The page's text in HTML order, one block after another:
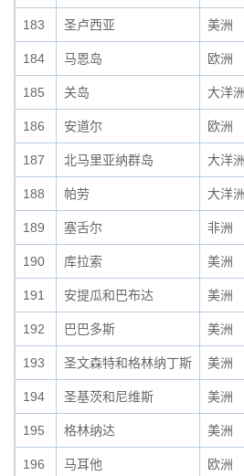
183 圣卢西亚 美洲
184 马恩岛 欧洲
185 关岛 大洋洲
186 安道尔 欧洲
187 北马里亚纳群岛 大洋洲
188 帕劳 大洋洲
189 塞舌尔 非洲
190 库拉索 美洲
191 安提瓜和巴布达 美洲
192 巴巴多斯 美洲
193 圣文森特和格林纳丁斯 美洲
194 圣基茨和尼维斯 美洲
195 格林纳达 美洲
196 马耳他 欧洲